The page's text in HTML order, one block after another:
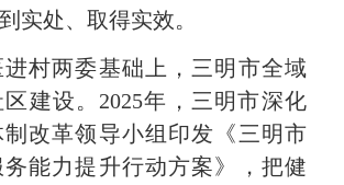
实处、取得实效。
两委基础上，三明市全域
建设。2025年，三明市深化
制改革领导小组印发《三明市
能力提升行动方案》，把健